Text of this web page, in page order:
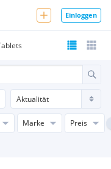
Einloggen
Marke Preis